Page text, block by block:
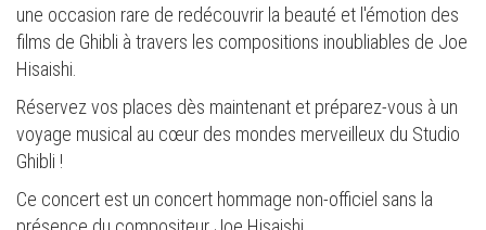
une occasion rare de redécouvrir la beauté et l'émotion des
films de Ghibli à travers les compositions inoubliables de Joe
Hisaishi.
Réservez vos places dès maintenant et préparez-vous à un
voyage musical au cœur des mondes merveilleux du Studio
Ghibli !
Ce concert est un concert hommage non-officiel sans la